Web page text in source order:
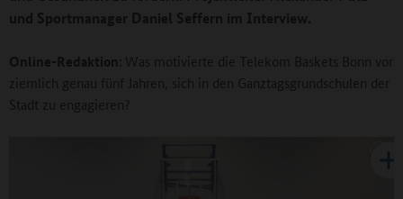
und Sportmanager Daniel Seffern im Interview.
Online-Redaktion: Was motivierte die Telekom Baskets Bonn vor
ziemlich genau fünf Jahren, sich in den Ganztagsgrundschulen der
Stadt zu engagieren?